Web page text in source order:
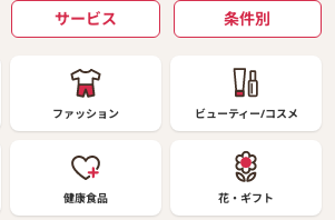
サービス 条件別
ファッション ビューティー/コスメ
健康食品 花・ギフト